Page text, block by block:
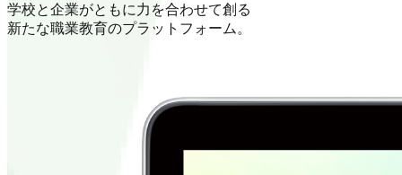
学校と企業がともに力を合わせて創る
新たな職業教育のプラットフォーム。